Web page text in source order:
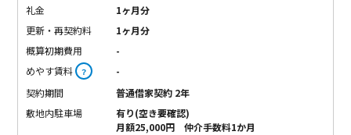
礼金
1ヶ月分
更新・再契約料
1ヶ月分
概算初期費用
-
めやす賃料 ？
-
契約期間
普通借家契約 2年
敷地内駐車場
有り(空き要確認)
月額25,000円 仲介手数料1か月